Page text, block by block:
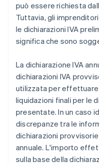
può essere richiesta
Tuttavia, gli
le dichiarazioni IVA
significa che sono
La dichiarazione IVA
dichiarazioni IVA
utilizzata per
liquidazioni finali per le
presentate. In un caso
discrepanze tra le
dichiarazioni
annuale. L'importo
sulla base della